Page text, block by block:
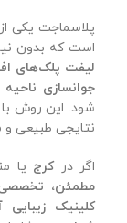
پلاسماجت یکی
است که بدون
لیفت پلک‌های
جوانسازی
شود. این روش
نتایجی طبیعی و
اگر درکرج یا
مطمئن،
کلینیک زیبایی